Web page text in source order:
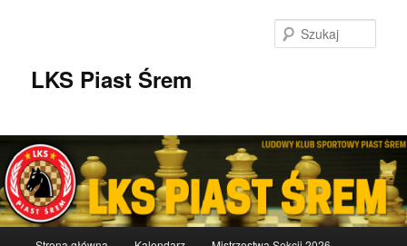
LKS Piast Śrem